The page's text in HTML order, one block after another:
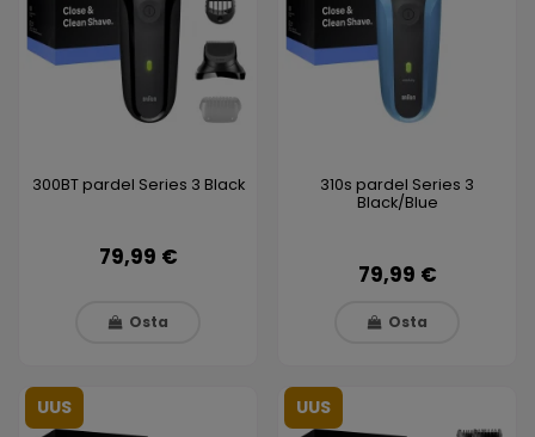
300BT pardel Series 3 Black
79,99 €
Osta
310s pardel Series 3
Black/Blue
79,99 €
Osta
UUS UUS